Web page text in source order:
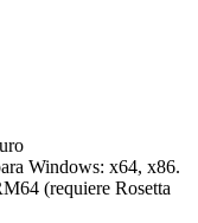
Windows: x64, x86.
(requiere Rosetta